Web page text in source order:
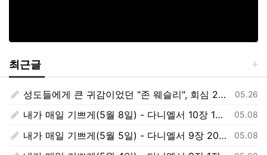
최근글
등록일
05.26
성도들에게 큰 귀감이었던 "존 웨슬리", 회심 285 주년을 맞으며,
등록일
05.08
내가 매일 기쁘게(5월 8일) - 다니엘서 10장 1절 ~ 9절
등록일
05.08
내가 매일 기쁘게(5월 5일) - 다니엘서 9장 20절 ~ 27절